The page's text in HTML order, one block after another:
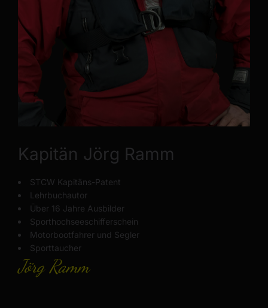
Kapitän Jörg Ramm
STCW Kapitäns-Patent
Lehrbuchautor
Über 16 Jahre Ausbilder
Sporthochseeschifferschein
Motorbootfahrer und Segler
Sporttaucher
Jörg Ramm